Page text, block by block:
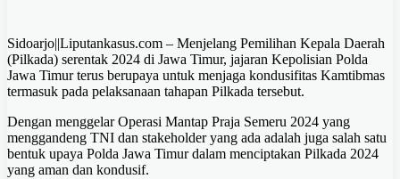
Sidoarjo||Liputankasus.com – Menjelang Pemilihan Kepala Daerah
(Pilkada) serentak 2024 di Jawa Timur, jajaran Kepolisian Polda
Jawa Timur terus berupaya untuk menjaga kondusifitas Kamtibmas
termasuk pada pelaksanaan tahapan Pilkada tersebut.
Dengan menggelar Operasi Mantap Praja Semeru 2024 yang
menggandeng TNI dan stakeholder yang ada adalah juga salah satu
bentuk upaya Polda Jawa Timur dalam menciptakan Pilkada 2024
yang aman dan kondusif.